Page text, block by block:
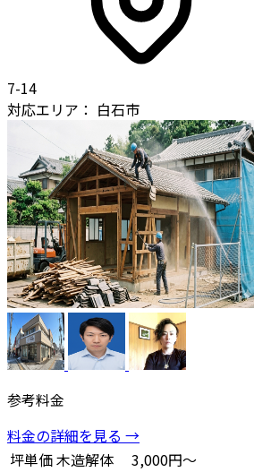
7-14
対応エリア： 白石市
参考料金
料金の詳細を見る →
坪単価木造解体
3,000円～